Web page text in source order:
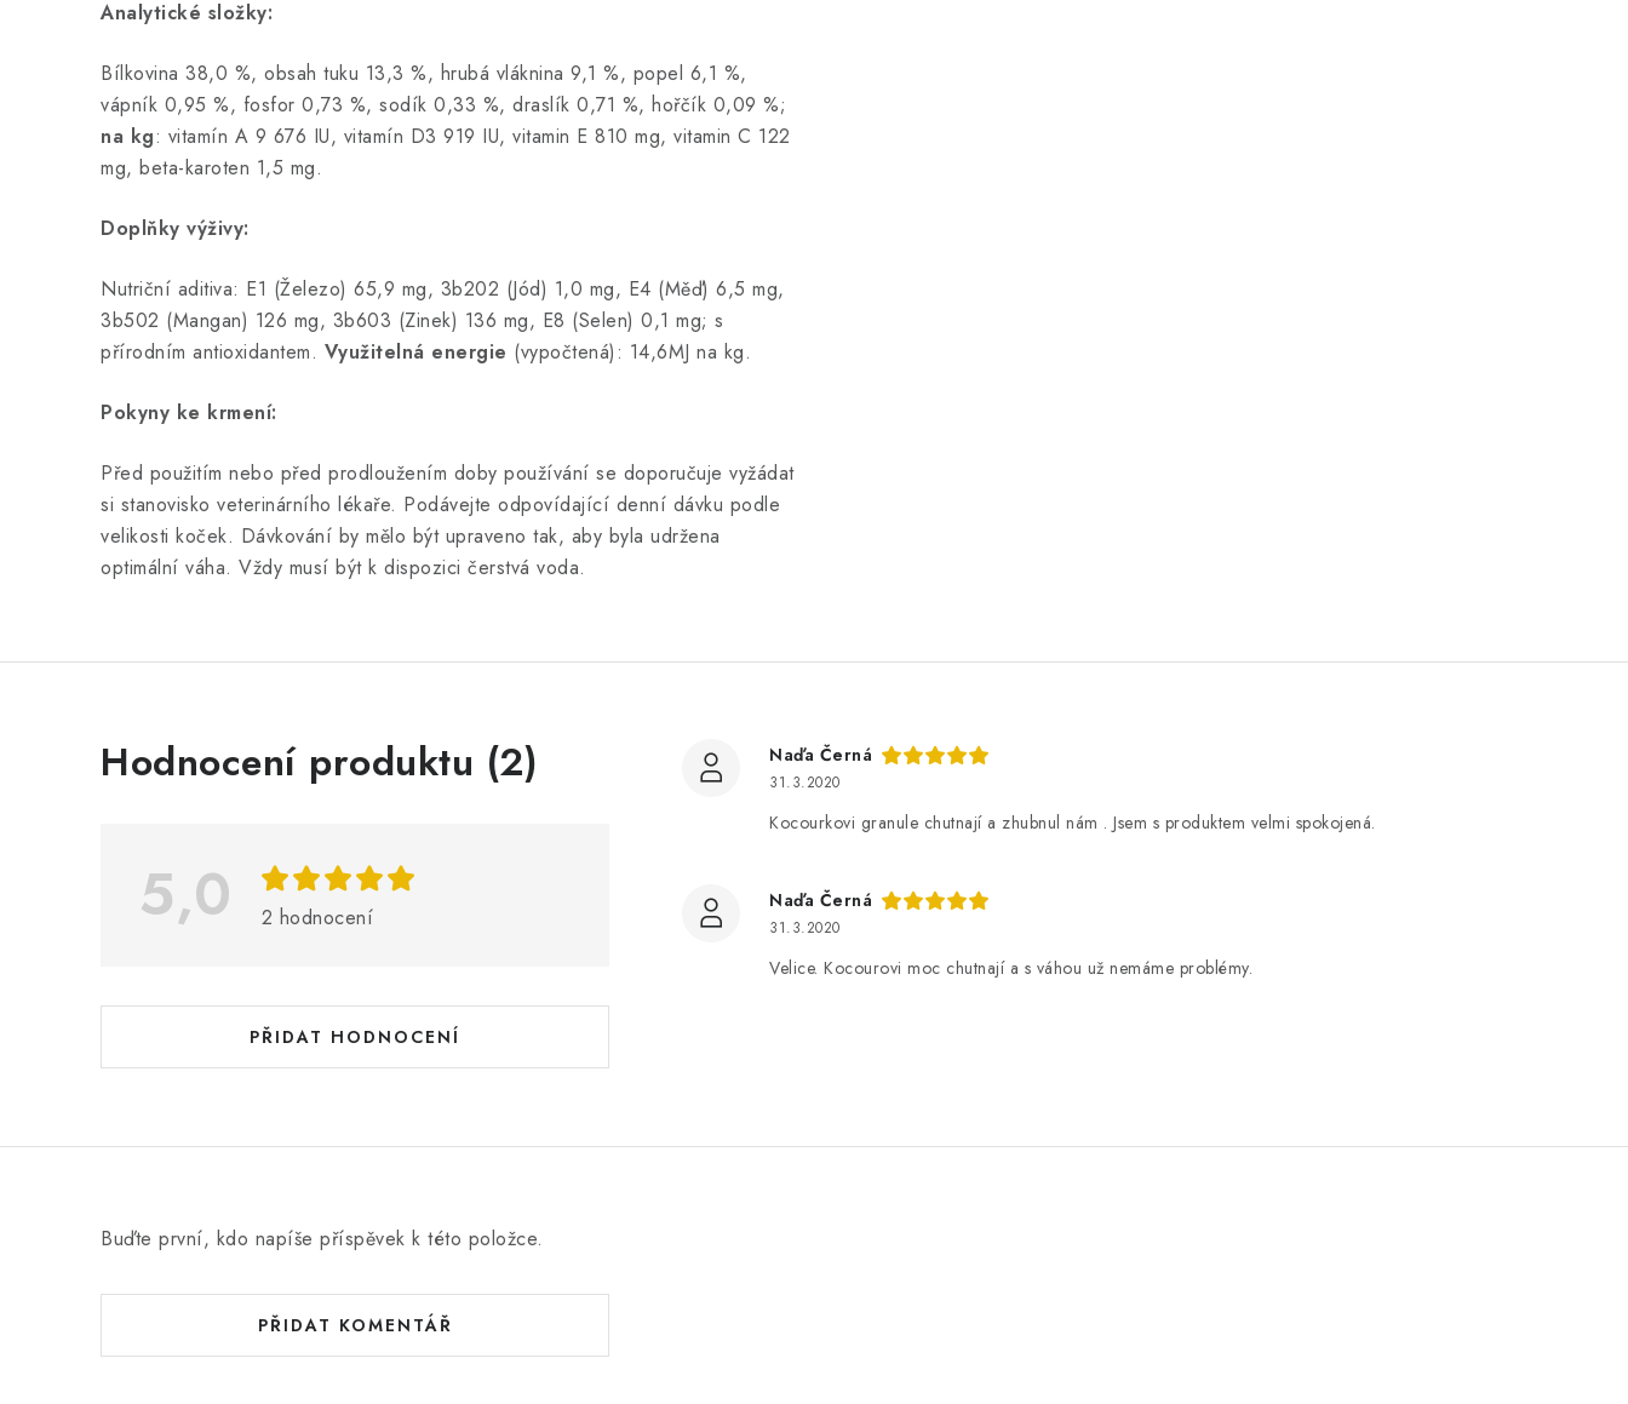
Analytické složky:
Bílkovina 38,0 %, obsah tuku 13,3 %, hrubá vláknina 9,1 %, popel 6,1 %,
vápník 0,95 %, fosfor 0,73 %, sodík 0,33 %, draslík 0,71 %, hořčík 0,09 %;
na kg: vitamín A 9 676 IU, vitamín D3 919 IU, vitamin E 810 mg, vitamin C 122
mg, beta-karoten 1,5 mg.
Doplňky výživy:
Nutriční aditiva: E1 (Železo) 65,9 mg, 3b202 (Jód) 1,0 mg, E4 (Měď) 6,5 mg,
3b502 (Mangan) 126 mg, 3b603 (Zinek) 136 mg, E8 (Selen) 0,1 mg; s
přírodním antioxidantem. Využitelná energie (vypočtená): 14,6MJ na kg.
Pokyny ke krmení:
Před použitím nebo před prodloužením doby používání se doporučuje vyžádat
si stanovisko veterinárního lékaře. Podávejte odpovídající denní dávku podle
velikosti koček. Dávkování by mělo být upraveno tak, aby byla udržena
optimální váha. Vždy musí být k dispozici čerstvá voda.
Hodnocení produktu (2)
5,0 2 hodnocení
PŘIDAT HODNOCENÍ
V
o
n
c
n
Naďa Černá
31.3.2020
Kocourkovi granule chutnají a zhubnul nám . Jsem s produktem velmi spokojená.
Naďa Černá
31.3.2020
Velice. Kocourovi moc chutnají a s váhou už nemáme problémy.
Buďte první, kdo napíše příspěvek k této položce.
PŘIDAT KOMENTÁŘ